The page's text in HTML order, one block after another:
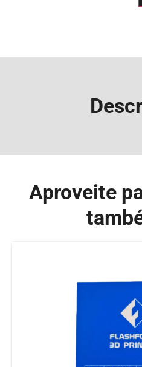
Aproveite